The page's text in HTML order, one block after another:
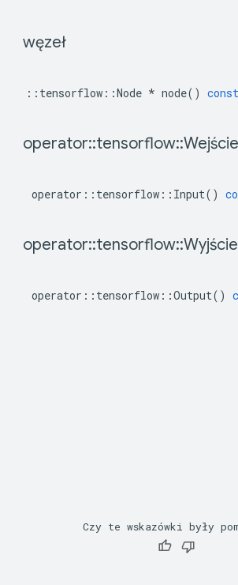
węzeł
:: tensorflow ::Node * node() const
operator::tensorflow::Wejście
operator :: tensorflow :: Input()
operator::tensorflow::Wyjście
operator :: tensorflow ::Output()
Czy te wskazówki były